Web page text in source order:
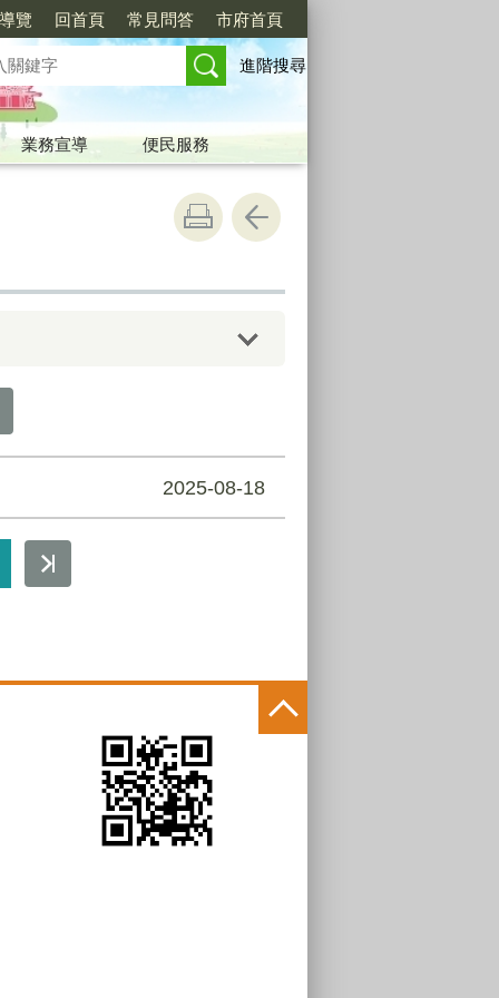
覽 回首頁 常見問答 市府首頁
進階搜尋
業務宣導 便民服務
2025-08-18